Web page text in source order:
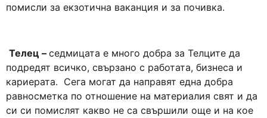
помисли за екзотична ваканция и за почивка.
Телец – седмицата е много добра за Телците да
подредят всичко, свързано с работата, бизнеса и
кариерата. Сега могат да направят една добра
равносметка по отношение на материалия свят и да
си си помислят какво не са свършили още и на кое